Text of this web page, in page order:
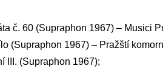
č. 60 (Supraphon 1967) – Musici
(Supraphon 1967) – Pražští
III. (Supraphon 1967);